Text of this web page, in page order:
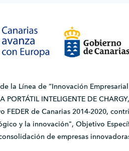
la Línea de “Innovación
INTELIGENTE DE
FEDER de Canarias 2014-2020,
y la innovación", Objetivo
de empresas